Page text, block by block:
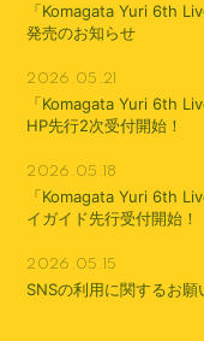
「Komagata Yuri 6th
発売のお知らせ
2026.05.21
「Komagata Yuri 6th
HP先行2次受付開始！
2026.05.18
「Komagata Yuri 6th
イガイド先行受付開始！
2026.05.15
SNSの利用に関するお願